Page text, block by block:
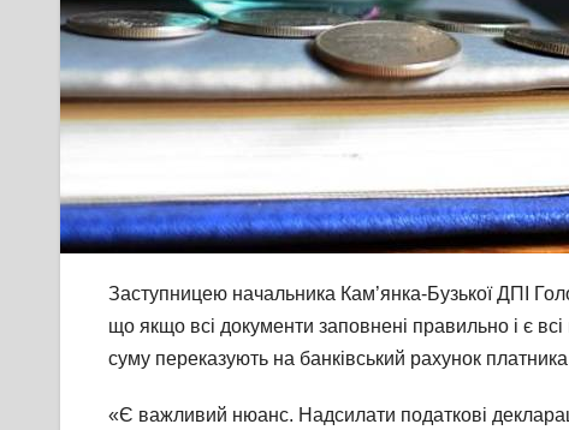
Заступницею начальника Кам’янка-Бузької ДПІ
що якщо всі документи заповнені правильно і є
суму переказують на банківський рахунок
«Є важливий нюанс. Надсилати податкові